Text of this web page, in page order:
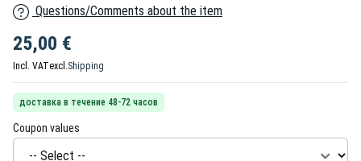
Questions/Comments about the item
25,00 €
Incl. VATexcl.Shipping
доставка в течение 48-72 часов
Coupon values